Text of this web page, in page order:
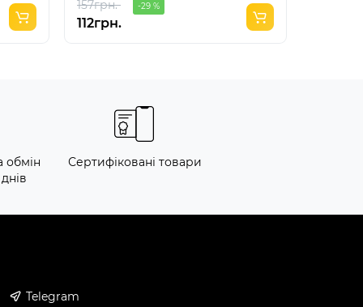
157грн. -29 %
112грн.
обмін
Сертифіковані товари
Telegram